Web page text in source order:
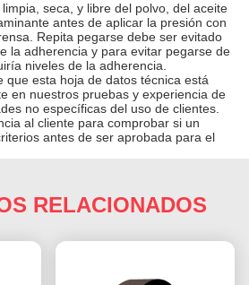
seca, y libre del polvo, del aceite
antes de aplicar la presión con
Repita pegarse debe ser evitado
la adherencia y para evitar pegarse de
niveles de la adherencia.
que esta hoja de datos técnica está
en nuestros pruebas y experiencia de
no específicas del uso de clientes.
al cliente para comprobar si un
antes de ser aprobada para el
RELACIONADOS